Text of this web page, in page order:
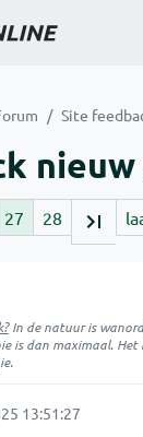
Site
27 28
In de natuur is
is dan maximaal. Het
13:51:27